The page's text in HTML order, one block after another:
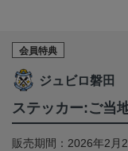
会員特典
ジュビロ磐田
ステッカー:ご当
販売期間：2026年2月